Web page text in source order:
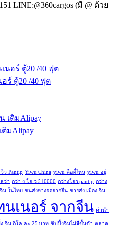
LINE:@360cargos (มี @ ด้วย
ร์ ตู้20 /40 ฟุต
ติมAlipay
ว Pantip Yiwu China yiwu คือที่ไหน yiwu อยู่
ว่า กว่า ง โจ ว 510000 กว่างโจว pantip กว่าง
น ในไทย ขนส่งทางรถจากจีน ขายส่ง เมือง จีน
เนอร์ จากจีน ค่านํา
จีน กิโล ละ 25 บาท ชิปปิ้งจีนไม่มีขั้นต่ำ ตลาด